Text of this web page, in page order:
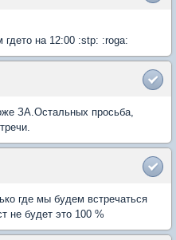
гдето на 12:00 :stp: :roga:
ЗА.Остальных просьба,
где мы будем встречаться
не будет это 100 %